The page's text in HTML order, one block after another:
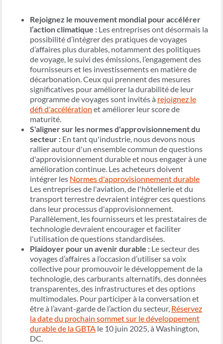
Rejoignez le mouvement mondial pour accélérer
l’action climatique : Les entreprises ont désormais la
possibilité d’intégrer des pratiques de voyages
d’affaires plus durables, notamment des politiques
de voyage, le suivi des émissions, l’engagement des
fournisseurs et les investissements en matière de
décarbonation. Ceux qui prennent des mesures
significatives pour améliorer la durabilité de leur
programme de voyages sont invités à rejoignez le
défi d'accélération et améliorer leur score de
maturité.
S'aligner sur les normes d'approvisionnement du
secteur : En tant qu'industrie, nous devons nous
rallier autour d'un ensemble commun de questions
d'approvisionnement durable et nous engager à une
amélioration continue. Les acheteurs doivent
intégrer les Normes d'approvisionnement durable
Les entreprises de l'aviation, de l'hôtellerie et du
transport terrestre devraient intégrer ces questions
dans leur processus d'approvisionnement.
Parallèlement, les fournisseurs et les prestataires de
technologie devraient encourager et faciliter
l'utilisation de questions standardisées.
Plaidoyer pour un avenir durable : Le secteur des
voyages d’affaires a l’occasion d’utiliser sa voix
collective pour promouvoir le développement de la
technologie, des carburants alternatifs, des données
transparentes, des infrastructures et des options
multimodales. Pour participer à la conversation et
être à l’avant-garde de l’action du secteur, Réservez
la date du prochain sommet sur le développement
durable de la GBTA le 10 juin 2025, à Washington,
DC.